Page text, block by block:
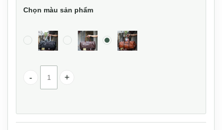
Chọn màu sản phẩm
Túi trống du lịch da bò cao cấp tiện lợi LANO TT31 số